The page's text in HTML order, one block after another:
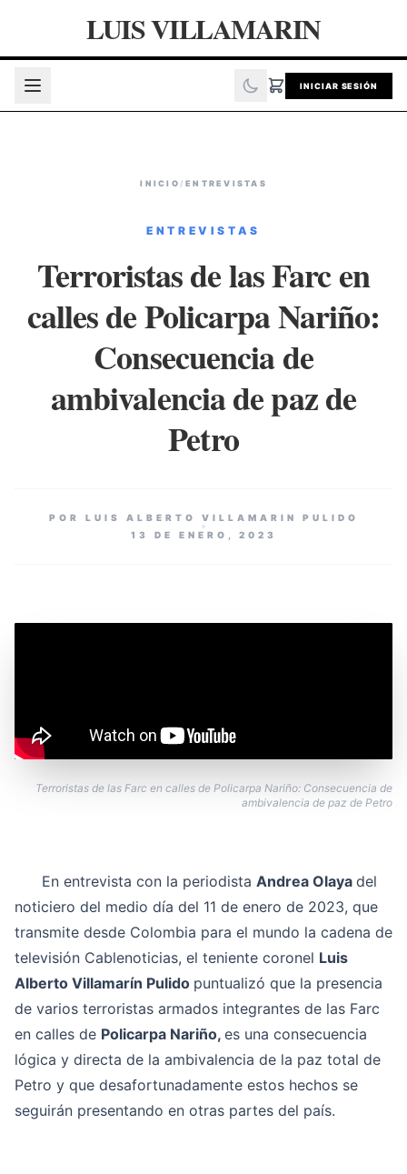
LUIS VILLAMARIN
INICIAR SESIÓN
INICIO / ENTREVISTAS
ENTREVISTAS
Terroristas de las Farc en
calles de Policarpa Nariño:
Consecuencia de
ambivalencia de paz de
Petro
POR LUIS ALBERTO VILLAMARIN PULIDO
13 DE ENERO, 2023
Terroristas de las Farc en calles de Policarpa Nariño: Consecuencia de
ambivalencia de paz de Petro
En entrevista con la periodista Andrea Olaya del
noticiero del medio día del 11 de enero de 2023, que
transmite desde Colombia para el mundo la cadena de
televisión Cablenoticias, el teniente coronel Luis
Alberto Villamarín Pulido puntualizó que la presencia
de varios terroristas armados integrantes de las Farc
en calles de Policarpa Nariño, es una consecuencia
lógica y directa de la ambivalencia de la paz total de
Petro y que desafortunadamente estos hechos se
seguirán presentando en otras partes del país.